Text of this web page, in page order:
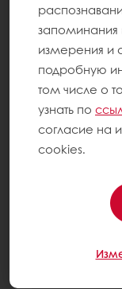
запоминания
измерения и
подробную
том числе о
узнать по
согласие на
cookies.